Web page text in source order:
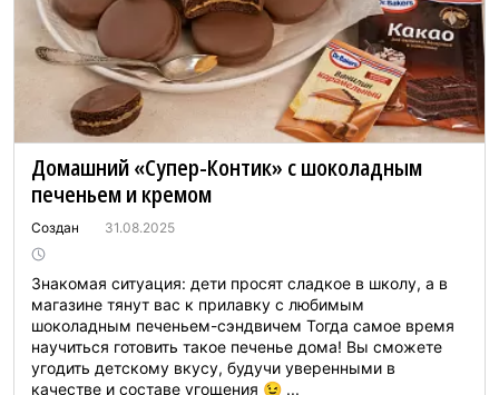
Домашний «Супер-Контик» с шоколадным
печеньем и кремом
Создан 31.08.2025
Знакомая ситуация: дети просят сладкое в школу, а в
магазине тянут вас к прилавку с любимым
шоколадным печеньем-сэндвичем Тогда самое время
научиться готовить такое печенье дома! Вы сможете
угодить детскому вкусу, будучи уверенными в
качестве и составе угощения 😉 ...